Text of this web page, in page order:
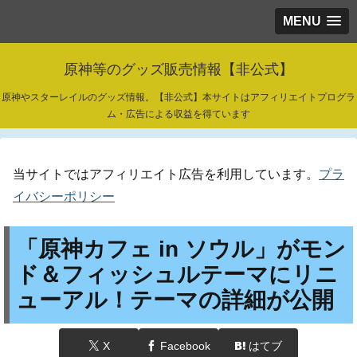
MENU
原神等のグッズ販売情報【非公式】
原神やスターレイルのグッズ情報。【非公式】本サイトはアフィリエイトプログラ
ム・広告による収益を得ています
当サイトではアフィリエイト広告を利用しています。 プラ
イバシーポリシー
「原神カフェ in ソウル」がモン
ド＆フィッシュルテーマにリニ
ューアル！テーマの詳細が公開
X Facebook はてブ